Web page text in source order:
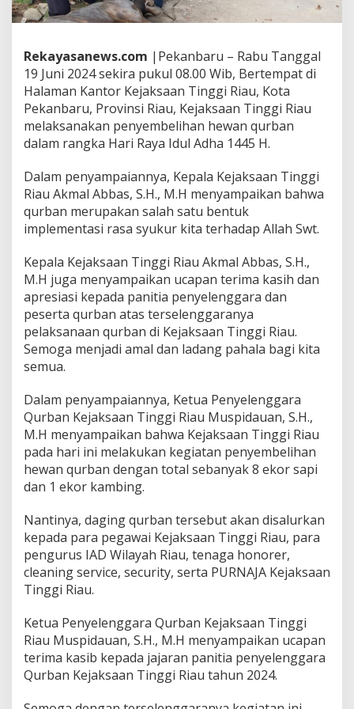
n
H
a
n
Q
u
r
b
a
D
a
l
a
m
a
n
g
k
a
I
d
d
h
a
1
4
4
5
Rekayasanews.com |Pekanbaru – Rabu Tanggal
19 Juni 2024 sekira pukul 08.00 Wib, Bertempat di
Halaman Kantor Kejaksaan Tinggi Riau, Kota
Pekanbaru, Provinsi Riau, Kejaksaan Tinggi Riau
melaksanakan penyembelihan hewan qurban
dalam rangka Hari Raya Idul Adha 1445 H.
Dalam penyampaiannya, Kepala Kejaksaan Tinggi
Riau Akmal Abbas, S.H., M.H menyampaikan bahwa
qurban merupakan salah satu bentuk
implementasi rasa syukur kita terhadap Allah Swt.
Kepala Kejaksaan Tinggi Riau Akmal Abbas, S.H.,
M.H juga menyampaikan ucapan terima kasih dan
apresiasi kepada panitia penyelenggara dan
peserta qurban atas terselenggaranya
pelaksanaan qurban di Kejaksaan Tinggi Riau.
Semoga menjadi amal dan ladang pahala bagi kita
semua.
Dalam penyampaiannya, Ketua Penyelenggara
Qurban Kejaksaan Tinggi Riau Muspidauan, S.H.,
M.H menyampaikan bahwa Kejaksaan Tinggi Riau
pada hari ini melakukan kegiatan penyembelihan
hewan qurban dengan total sebanyak 8 ekor sapi
dan 1 ekor kambing.
Nantinya, daging qurban tersebut akan disalurkan
kepada para pegawai Kejaksaan Tinggi Riau, para
pengurus IAD Wilayah Riau, tenaga honorer,
cleaning service, security, serta PURNAJA Kejaksaan
Tinggi Riau.
Ketua Penyelenggara Qurban Kejaksaan Tinggi
Riau Muspidauan, S.H., M.H menyampaikan ucapan
terima kasib kepada jajaran panitia penyelenggara
Qurban Kejaksaan Tinggi Riau tahun 2024.